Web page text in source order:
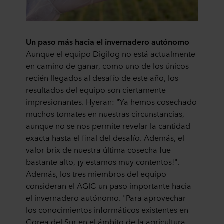
Un paso más hacia el invernadero autónomo
Aunque el equipo Digilog no está actualmente
en camino de ganar, como uno de los únicos
recién llegados al desafío de este año, los
resultados del equipo son ciertamente
impresionantes. Hyeran: "Ya hemos cosechado
muchos tomates en nuestras circunstancias,
aunque no se nos permite revelar la cantidad
exacta hasta el final del desafío. Además, el
valor brix de nuestra última cosecha fue
bastante alto, ¡y estamos muy contentos!".
Además, los tres miembros del equipo
consideran el AGIC un paso importante hacia
el invernadero autónomo. "Para aprovechar
los conocimientos informáticos existentes en
Corea del Sur en el ámbito de la agricultura,